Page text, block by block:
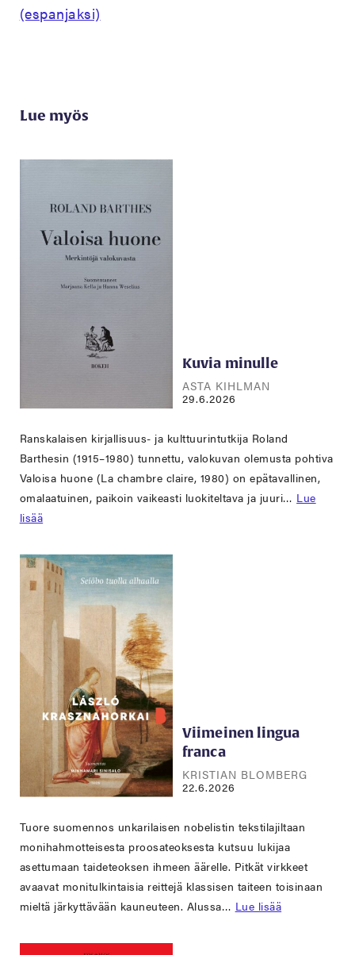
(espanjaksi)
Lue myös
Kuvia minulle
ASTA KIHLMAN
29.6.2026
Ranskalaisen kirjallisuus- ja kulttuurintutkija Roland
Barthesin (1915–1980) tunnettu, valokuvan olemusta pohtiva
Valoisa huone (La chambre claire, 1980) on epätavallinen,
omalaatuinen, paikoin vaikeasti luokiteltava ja juuri… Lue
lisää
Viimeinen lingua
franca
KRISTIAN BLOMBERG
22.6.2026
Tuore suomennos unkarilaisen nobelistin tekstilajiltaan
monihahmotteisesta proosateoksesta kutsuu lukijaa
asettumaan taideteoksen ihmeen äärelle. Pitkät virkkeet
avaavat monitulkintaisia reittejä klassisen taiteen toisinaan
mieltä järkyttävään kauneuteen. Alussa… Lue lisää